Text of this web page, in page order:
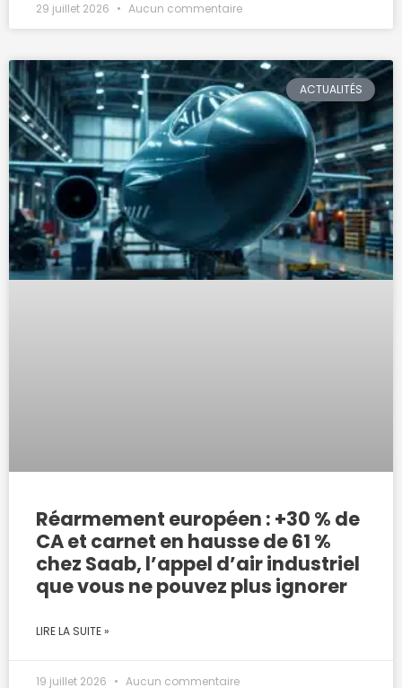
29 juillet 2026 Aucun commentaire
ACTUALITÉS
Réarmement européen : +30 % de
CA et carnet en hausse de 61 %
chez Saab, l’appel d’air industriel
que vous ne pouvez plus ignorer
LIRE LA SUITE »
19 juillet 2026 Aucun commentaire